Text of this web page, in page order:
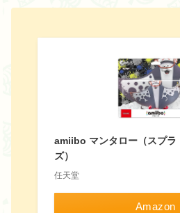
amiibo マンタロー（スプラ
ズ）
任天堂
Amazon